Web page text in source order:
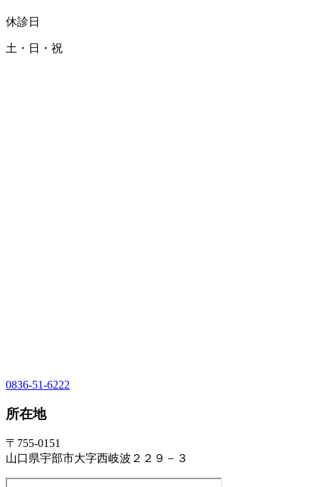
休診日
土・日・祝
0836-51-6222
所在地
〒755-0151
山口県宇部市大字西岐波２２９－３